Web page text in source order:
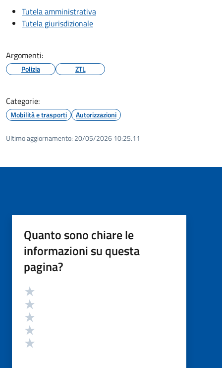
Tutela amministrativa
Tutela giurisdizionale
Argomenti:
Polizia ZTL
Categorie:
Mobilità e trasporti Autorizzazioni
Ultimo aggiornamento: 20/05/2026 10:25.11
Quanto sono chiare le
informazioni su questa
pagina?
Valutazione